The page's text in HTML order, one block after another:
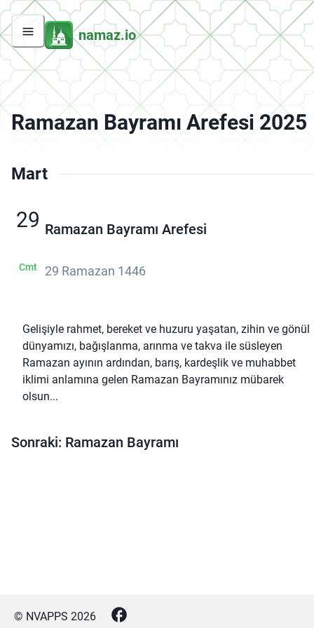
namaz.io
Ramazan Bayramı Arefesi 2025
Mart
29
Cmt
Ramazan Bayramı Arefesi
29 Ramazan 1446
Gelişiyle rahmet, bereket ve huzuru yaşatan, zihin ve gönül
dünyamızı, bağışlanma, arınma ve takva ile süsleyen
Ramazan ayının ardından, barış, kardeşlik ve muhabbet
iklimi anlamına gelen Ramazan Bayramınız mübarek
olsun...
Sonraki: Ramazan Bayramı
© NVAPPS 2026